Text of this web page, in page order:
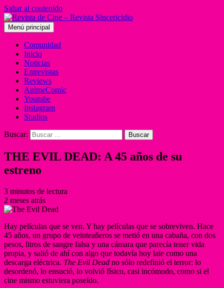
Saltar al contenido
Menú principal
Comunidad
Inicio
Noticias
Entrevistas
Reviews
AnimeComic
Youtube
Instagram
Studios
Buscar:
THE EVIL DEAD: A 45 años de su
estreno
3 minutos de lectura
2 meses atrás
Hay películas que se ven. Y hay películas que se sobreviven. Hace
45 años, un grupo de veinteañeros se metió en una cabaña, con dos
pesos, litros de sangre falsa y una cámara que parecía tener vida
propia, y salió de ahí con algo que todavía hoy late como una
descarga eléctrica. The Evil Dead no sólo redefinió el terror: lo
desordenó, lo ensució, lo volvió físico, casi incómodo, como si el
cine mismo estuviera poseído.